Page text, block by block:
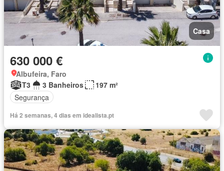
Casa
630 000 €
Albufeira, Faro
T3
3 Banheiros
197 m²
Segurança
Há 2 semanas, 4 dias em idealista.pt